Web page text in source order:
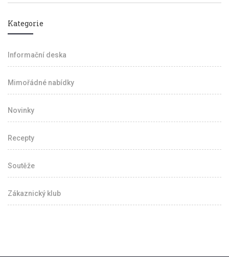
Kategorie
Informační deska
Mimořádné nabídky
Novinky
Recepty
Soutěže
Zákaznický klub